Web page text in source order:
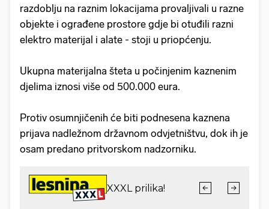
razdoblju na raznim lokacijama provaljivali u razne
objekte i ograđene prostore gdje bi otuđili razni
elektro materijal i alate - stoji u priopćenju.
Ukupna materijalna šteta u počinjenim kaznenim
djelima iznosi više od 500.000 eura.
Protiv osumnjičenih će biti podnesena kaznena
prijava nadležnom državnom odvjetništvu, dok ih je
osam predano pritvorskom nadzorniku.